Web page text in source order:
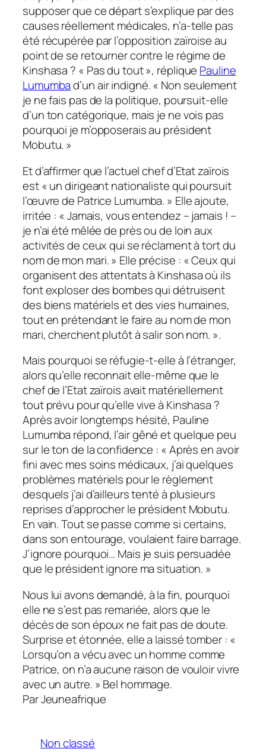
supposer que ce départ s’explique par des
causes réellement médicales, n’a-telle pas
été récupérée par l’opposition zaïroise au
point de se retourner contre le régime de
Kinshasa ? « Pas du tout », réplique Pauline
Lumumbad’un air indigné. « Non seulement
je ne fais pas de la politique, poursuit-elle
d’un ton catégorique, mais je ne vois pas
pourquoi je m’opposerais au président
Mobutu. »
Et d’affirmer que l’actuel chef d’Etat zaïrois
est « un dirigeant nationaliste qui poursuit
l’œuvre de Patrice Lumumba. » Elle ajoute,
irritée : « Jamais, vous entendez – jamais ! –
je n’ai été mêlée de près ou de loin aux
activités de ceux qui se réclament à tort du
nom de mon mari. » Elle précise : « Ceux qui
organisent des attentats à Kinshasa où ils
font exploser des bombes qui détruisent
des biens matériels et des vies humaines,
tout en prétendant le faire au nom de mon
mari, cherchent plutôt à salir son nom. ».
Mais pourquoi se réfugie-t-elle à l’étranger,
alors qu’elle reconnait elle-même que le
chef de l’Etat zaïrois avait matériellement
tout prévu pour qu’elle vive à Kinshasa ?
Après avoir longtemps hésité, Pauline
Lumumba répond, l’air gêné et quelque peu
sur le ton de la confidence : « Après en avoir
fini avec mes soins médicaux, j’ai quelques
problèmes matériels pour le règlement
desquels j’ai d’ailleurs tenté à plusieurs
reprises d’approcher le président Mobutu.
En vain. Tout se passe comme si certains,
dans son entourage, voulaient faire barrage.
J’ignore pourquoi… Mais je suis persuadée
que le président ignore ma situation. »
Nous lui avons demandé, à la fin, pourquoi
elle ne s’est pas remariée, alors que le
décès de son époux ne fait pas de doute.
Surprise et étonnée, elle a laissé tomber : «
Lorsqu’on a vécu avec un homme comme
Patrice, on n’a aucune raison de vouloir vivre
avec un autre. » Bel hommage.
Par Jeuneafrique
Non classé